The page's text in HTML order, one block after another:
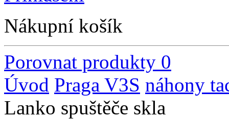
Nákupní košík
Porovnat produkty 0
Úvod Praga V3S náhony
Lanko spuštěče skla